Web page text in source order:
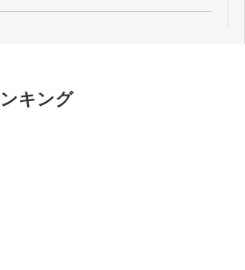
キング